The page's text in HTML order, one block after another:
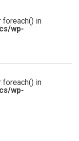
foreach() in
wp-
foreach() in
wp-